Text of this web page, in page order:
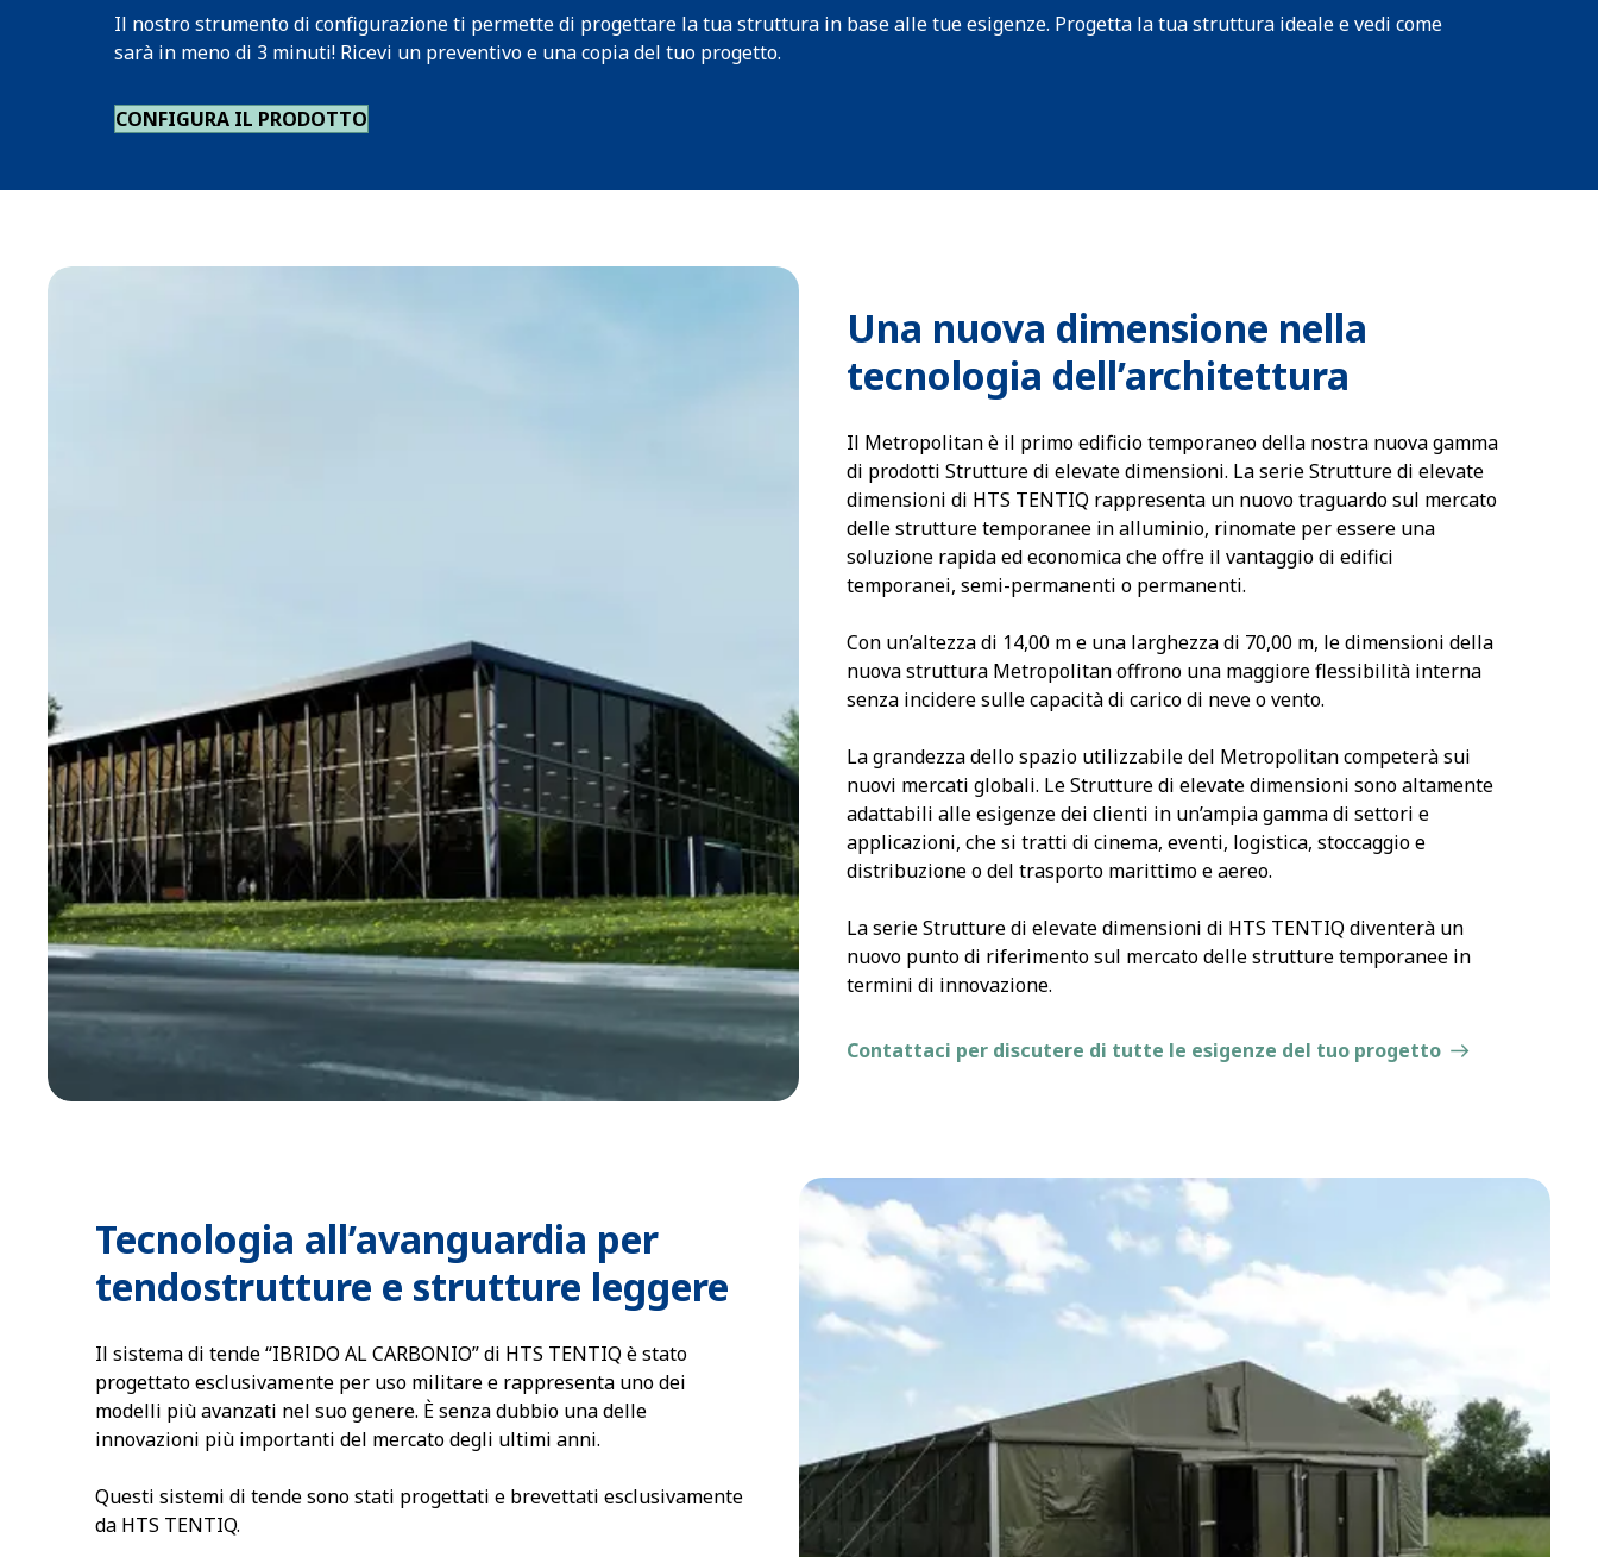
Il nostro strumento di configurazione ti permette di progettare la tua struttura in base alle tue esigenze. Progetta la tua struttura ideale e vedi come
sarà in meno di 3 minuti! Ricevi un preventivo e una copia del tuo progetto.
CONFIGURA IL PRODOTTO
Una nuova dimensione nella
tecnologia dell’architettura
Il Metropolitan è il primo edificio temporaneo della nostra nuova gamma
di prodotti Strutture di elevate dimensioni. La serie Strutture di elevate
dimensioni di HTS TENTIQ rappresenta un nuovo traguardo sul mercato
delle strutture temporanee in alluminio, rinomate per essere una
soluzione rapida ed economica che offre il vantaggio di edifici
temporanei, semi-permanenti o permanenti.
Con un’altezza di 14,00 m e una larghezza di 70,00 m, le dimensioni della
nuova struttura Metropolitan offrono una maggiore flessibilità interna
senza incidere sulle capacità di carico di neve o vento.
La grandezza dello spazio utilizzabile del Metropolitan competerà sui
nuovi mercati globali. Le Strutture di elevate dimensioni sono altamente
adattabili alle esigenze dei clienti in un’ampia gamma di settori e
applicazioni, che si tratti di cinema, eventi, logistica, stoccaggio e
distribuzione o del trasporto marittimo e aereo.
La serie Strutture di elevate dimensioni di HTS TENTIQ diventerà un
nuovo punto di riferimento sul mercato delle strutture temporanee in
termini di innovazione.
Contattaci per discutere di tutte le esigenze del tuo progetto
Tecnologia all’avanguardia per
tendostrutture e strutture leggere
Il sistema di tende “IBRIDO AL CARBONIO” di HTS TENTIQ è stato
progettato esclusivamente per uso militare e rappresenta uno dei
modelli più avanzati nel suo genere. È senza dubbio una delle
innovazioni più importanti del mercato degli ultimi anni.
Questi sistemi di tende sono stati progettati e brevettati esclusivamente
da HTS TENTIQ.